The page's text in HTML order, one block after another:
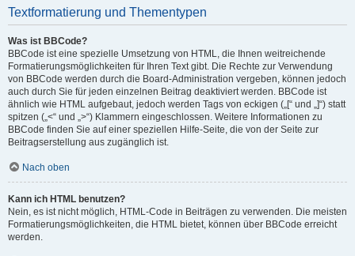
Textformatierung und Thementypen
Was ist BBCode?
BBCode ist eine spezielle Umsetzung von HTML, die Ihnen weitreichende
Formatierungsmöglichkeiten für Ihren Text gibt. Die Rechte zur Verwendung
von BBCode werden durch die Board-Administration vergeben, können jedoch
auch durch Sie für jeden einzelnen Beitrag deaktiviert werden. BBCode ist
ähnlich wie HTML aufgebaut, jedoch werden Tags von eckigen („[“ und „]“) statt
spitzen („<“ und „>“) Klammern eingeschlossen. Weitere Informationen zu
BBCode finden Sie auf einer speziellen Hilfe-Seite, die von der Seite zur
Beitragserstellung aus zugänglich ist.
Nach oben
Kann ich HTML benutzen?
Nein, es ist nicht möglich, HTML-Code in Beiträgen zu verwenden. Die meisten
Formatierungsmöglichkeiten, die HTML bietet, können über BBCode erreicht
werden.